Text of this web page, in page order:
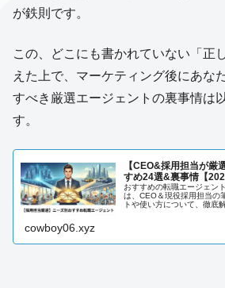
が鉄則です。
この、どこにも書かれていない「正
えた上で、マーケティング後にあな
すべき厳選エージェントの裏事情は
す。
【CEO&採用担当が厳
すめ24選&裏事情【
おすすめの転職エージェン
は、CEO＆現役採用担当の
トや使い方について、徹底
cowboy06.xyz